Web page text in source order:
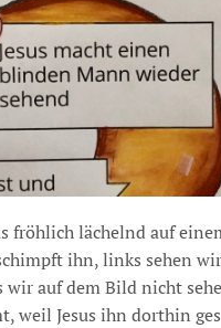
fröhlich lächelnd auf
ihn, links sehen
wir auf dem Bild nicht
weil Jesus ihn dorthin